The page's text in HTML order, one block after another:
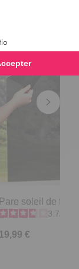
Pare soleil de
3.7
19,99 €